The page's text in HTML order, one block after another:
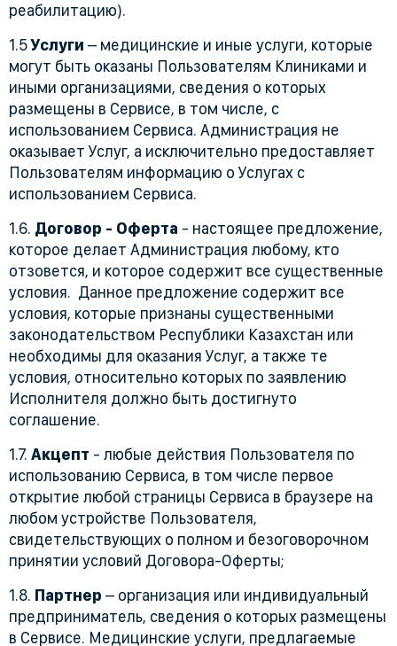
реабилитацию).
1.5Услуги – медицинские и иные услуги, которые
могут быть оказаны Пользователям Клиниками и
иными организациями, сведения о которых
размещены в Сервисе, в том числе, с
использованием Сервиса. Администрация не
оказывает Услуг, а исключительно предоставляет
Пользователям информацию о Услугах с
использованием Сервиса.
1.6. Договор - Оферта - настоящее предложение,
которое делает Администрация любому, кто
отзовется, и которое содержит все существенные
условия. Данное предложение содержит все
условия, которые признаны существенными
законодательством Республики Казахстан или
необходимы для оказания Услуг, а также те
условия, относительно которых по заявлению
Исполнителя должно быть достигнуто
соглашение.
1.7. Акцепт - любые действия Пользователя по
использованию Сервиса, в том числе первое
открытие любой страницы Сервиса в браузере на
любом устройстве Пользователя,
свидетельствующих о полном и безоговорочном
принятии условий Договора-Оферты;
1.8. Партнер – организация или индивидуальный
предприниматель, сведения о которых размещены
в Сервисе. Медицинские услуги, предлагаемые